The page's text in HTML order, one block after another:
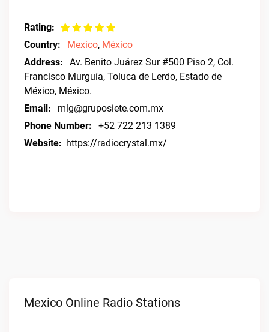
Rating:
Country:
Mexico, México
Address:
Av. Benito Juárez Sur #500 Piso 2, Col.
Francisco Murguía, Toluca de Lerdo, Estado de
México, México.
Email:
mlg@gruposiete.com.mx
Phone Number:
+52 722 213 1389
Website: https://radiocrystal.mx/
Mexico Online Radio Stations